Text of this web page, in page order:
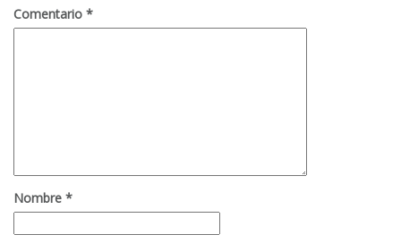
Comentario *
Nombre *